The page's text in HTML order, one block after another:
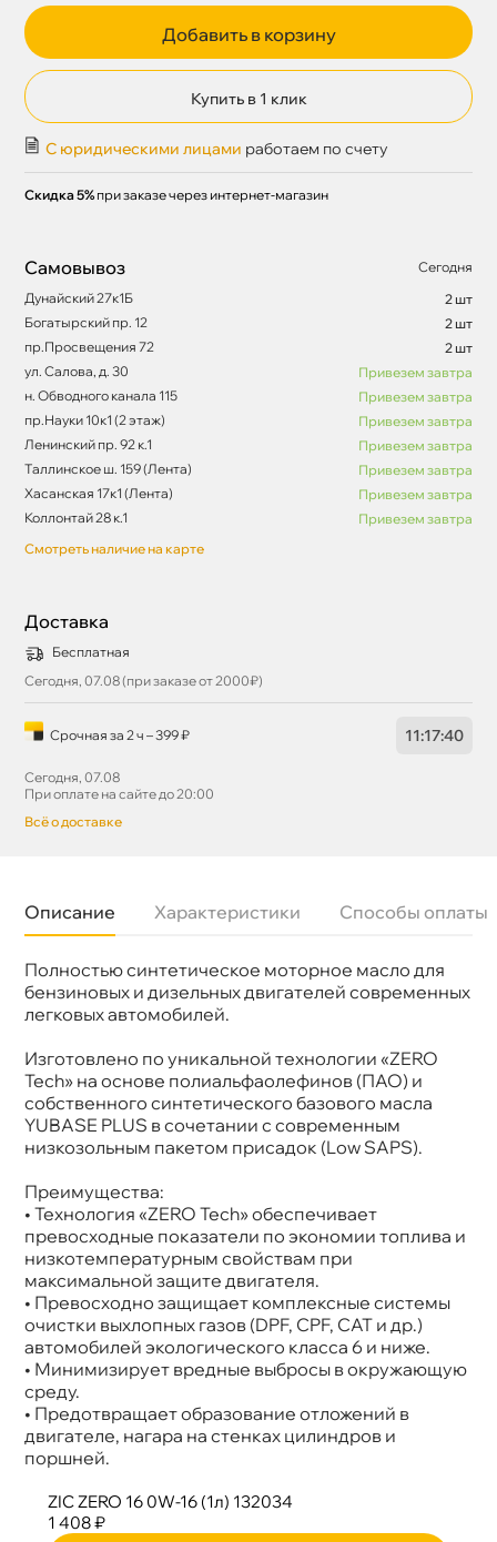
Добавить в корзину
Купить в 1 клик
С юридическими лицами работаем по счету
Скидка 5% при заказе через интернет-магазин
Самовывоз
Сегодня
Дунайский 27к1Б
2 шт
Богатырский пр. 12
2 шт
пр.Просвещения 72
2 шт
ул. Салова, д. 30
Привезем завтра
н. Обводного канала 115
Привезем завтра
пр.Науки 10к1 (2 этаж)
Привезем завтра
Ленинский пр. 92 к.1
Привезем завтра
Таллинское ш. 159 (Лента)
Привезем завтра
Хасанская 17к1 (Лента)
Привезем завтра
Коллонтай 28 к.1
Привезем завтра
Смотреть наличие на карте
Доставка
Бесплатная
Сегодня, 07.08 (при заказе от 2000₽)
Срочная за 2 ч – 399 ₽ 11:17:40
Сегодня, 07.08
При оплате на сайте до 20:00
сё о доставке
Описание Характеристики Способы оплаты
Полностью синтетическое моторное масло для
ензиновых и дизельных двигателей современных
легковых автомобилей.
Изготовлено по уникальной технологии «ZERO
Tech» на основе полиальфаолефинов (ПАО) и
собственного синтетического базового масла
YUBASE PLUS в сочетании с современным
низкозольным пакетом присадок (Low SAPS).
Преимущества:
• Технология «ZERO Tech» обеспечивает
превосходные показатели по экономии топлива и
низкотемпературным свойствам при
максимальной защите двигателя.
• Превосходно защищает комплексные системы
очистки выхлопных газов (DPF, CPF, CAT и др.)
автомобилей экологического класса 6 и ниже.
• Минимизирует вредные выбросы в окружающую
среду.
• Предотвращает образование отложений
двигателе, нагара на стенках цилиндров и
поршней.
язкость
0W-30
Бренд
Объем
1л
Артикул
132034
ZIC ZERO 16 0W-16 (1л) 132034
1 408 ₽